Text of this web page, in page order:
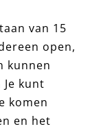
van 15
open,
kunnen
kunt
komen
en het